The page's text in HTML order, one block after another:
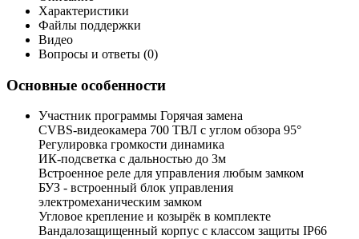
Характеристики
Файлы поддержки
Видео
Вопросы и ответы (0)
Основные особенности
Участник программы Горячая замена
CVBS-видеокамера 700 ТВЛ с углом обзора 95°
Регулировка громкости динамика
ИК-подсветка с дальностью до 3м
Встроенное реле для управления любым замком
БУЗ - встроенный блок управления
электромеханическим замком
Угловое крепление и козырёк в комплекте
Вандалозащищенный корпус с классом защиты IP66